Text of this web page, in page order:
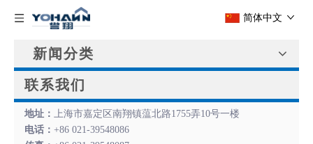
简体中文
新闻分类
联系我们
地址： 上海市嘉定区南翔镇蕰北路1755弄10号一楼
电话： +86 021-39548086